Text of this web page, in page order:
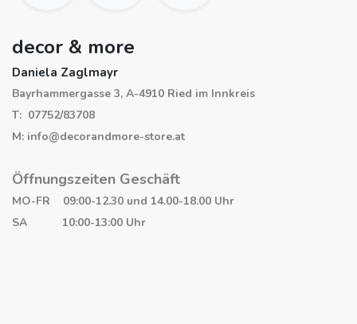
decor & more
Daniela Zaglmayr
Bayrhammergasse 3, A-4910 Ried im Innkreis
T: 07752/83708
M: info@decorandmore-store.at
Öffnungszeiten Geschäft
MO-FR 09:00-12.30 und 14.00-18.00 Uhr
SA 10:00-13:00 Uhr